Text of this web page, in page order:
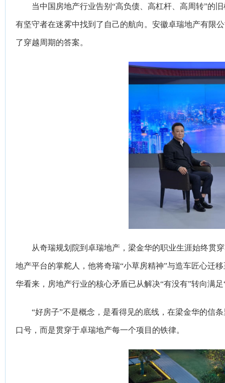
当中国房地产行业告别“高负债、高杠杆、高周转”的
有坚守者在迷雾中找到了自己的航向。安徽卓瑞地产有限
了穿越周期的答案。
从奇瑞规划院到卓瑞地产，梁金华的职业生涯始终贯
地产平台的掌舵人，他将奇瑞“小草房精神”与造车匠心迁
华看来，房地产行业的核心矛盾已从解决“有没有”转向满
“好房子”不是概念，是看得见的底线，在梁金华的信
口号，而是贯穿于卓瑞地产每一个项目的铁律。